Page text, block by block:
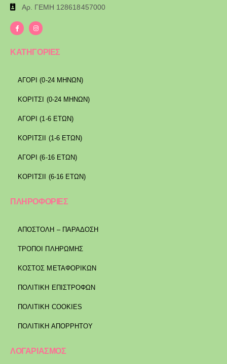
Αρ. ΓΕΜΗ 128618457000
ΚΑΤΗΓΟΡΙΕΣ
ΑΓΟΡΙ (0-24 ΜΗΝΩΝ)
ΚΟΡΙΤΣΙ (0-24 ΜΗΝΩΝ)
ΑΓΟΡΙ (1-6 ΕΤΩΝ)
ΚΟΡΙΤΣΙΙ (1-6 ΕΤΩΝ)
ΑΓΟΡΙ (6-16 ΕΤΩΝ)
ΚΟΡΙΤΣΙΙ (6-16 ΕΤΩΝ)
ΠΛΗΡΟΦΟΡΙΕΣ
ΑΠΟΣΤΟΛΉ – ΠΑΡΆΔΟΣΗ
ΤΡΌΠΟΙ ΠΛΗΡΩΜΉΣ
ΚΌΣΤΟΣ ΜΕΤΑΦΟΡΙΚΏΝ
ΠΟΛΙΤΙΚΉ ΕΠΙΣΤΡΟΦΏΝ
ΠΟΛΙΤΙΚΉ COOKIES
ΠΟΛΙΤΙΚΉ ΑΠΟΡΡΉΤΟΥ
ΛΟΓΑΡΙΑΣΜΟΣ